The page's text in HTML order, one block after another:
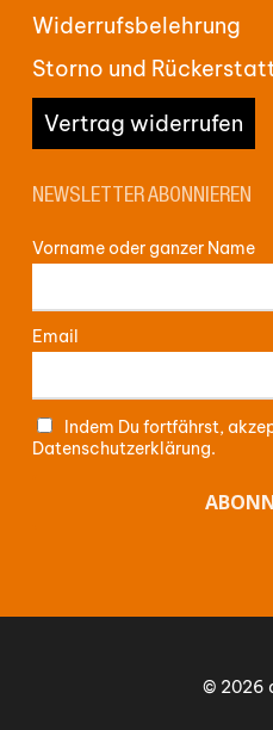
Widerrufsbelehrung
Storno und
Vertrag widerrufen
NEWSLETTER ABONNIEREN
Vorname oder ganzer Name
Email
Indem Du fortfährst,
Datenschutzerklärung.
© 2026